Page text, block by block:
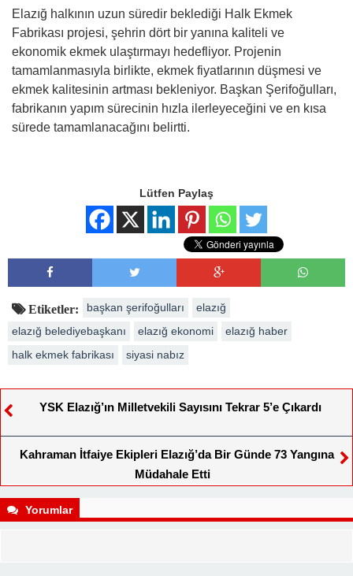
Elazığ halkının uzun süredir beklediği Halk Ekmek
Fabrikası projesi, şehrin dört bir yanına kaliteli ve
ekonomik ekmek ulaştırmayı hedefliyor. Projenin
tamamlanmasıyla birlikte, ekmek fiyatlarının düşmesi ve
ekmek kalitesinin artması bekleniyor. Başkan Şerifoğulları,
fabrikanın yapım sürecinin hızla ilerleyeceğini ve en kısa
sürede tamamlanacağını belirtti.
Lütfen Paylaş
Etiketler: başkan şerifoğulları
elazığ
elazığ belediyebaşkanı
elazığ ekonomi
elazığ haber
halk ekmek fabrikası
siyasi nabız
YSK Elazığ’ın Milletvekili Sayısını Tekrar 5’e Çıkardı
Kahraman İtfaiye Ekipleri Elazığ’da Bir Günde 73 Yangına
Müdahale Etti
Yorumlar